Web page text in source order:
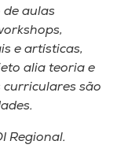
aulas
e artísticas,
alia teoria e
curriculares são
Regional.